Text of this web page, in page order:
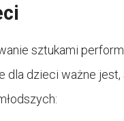
sztukami
dzieci ważne